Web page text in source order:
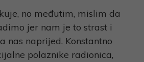
no međutim, mislim da
jer nam je to strast i
nas naprijed. Konstantno
polaznike radionica,